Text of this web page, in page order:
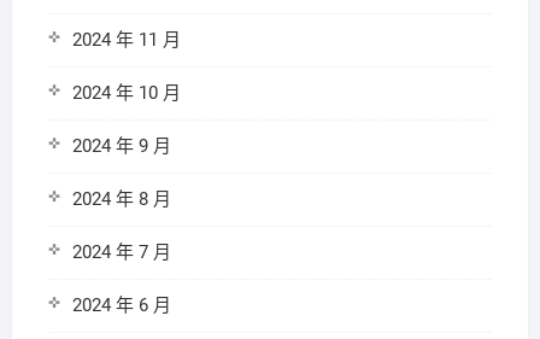
2024 年 11 月
2024 年 10 月
2024 年 9 月
2024 年 8 月
2024 年 7 月
2024 年 6 月